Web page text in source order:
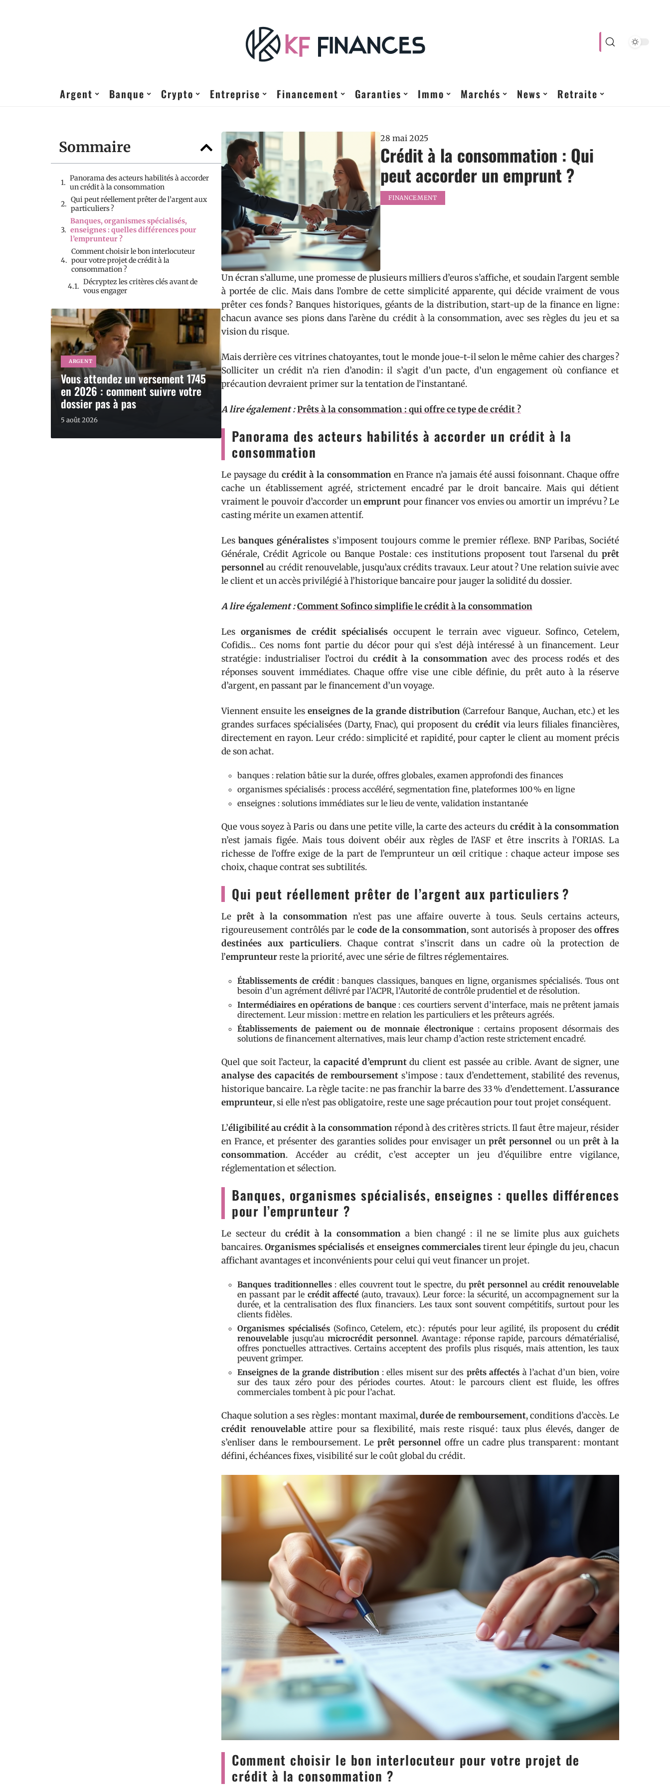
Argent Banque Crypto Entreprise Financement Garanties Immo Marchés News Retraite
Sommaire
Panorama des acteurs habilités à accorder
un crédit à la consommation
Qui peut réellement prêter de l’argent aux
particuliers ?
Banques, organismes spécialisés,
enseignes : quelles différences pour
l’emprunteur ?
Comment choisir le bon interlocuteur
pour votre projet de crédit à la
consommation ?
Décryptez les critères clés avant de
vous engager
ARGENT
Vous attendez un versement 1745
en 2026 : comment suivre votre
dossier pas à pas
5 août 2026
28 mai 2025
Crédit à la consommation : Qui
peut accorder un emprunt ?
FINANCEMENT
Un écran s’allume, une promesse de plusieurs milliers d’euros s’affiche, et soudain l’argent semble
à portée de clic. Mais dans l’ombre de cette simplicité apparente, qui décide vraiment de vous
prêter ces fonds ? Banques historiques, géants de la distribution, start-up de la finance en ligne :
chacun avance ses pions dans l’arène du crédit à la consommation, avec ses règles du jeu et sa
vision du risque.
Mais derrière ces vitrines chatoyantes, tout le monde joue-t-il selon le même cahier des charges ?
Solliciter un crédit n’a rien d’anodin : il s’agit d’un pacte, d’un engagement où confiance et
précaution devraient primer sur la tentation de l’instantané.
A lire également :Prêts à la consommation : qui offre ce type de crédit ?
Panorama des acteurs habilités à accorder un crédit à la
consommation
Le paysage du crédit à la consommationen France n’a jamais été aussi foisonnant. Chaque offre
cache un établissement agréé, strictement encadré par le droit bancaire. Mais qui détient
vraiment le pouvoir d’accorder unemprunt pour financer vos envies ou amortir un imprévu ? Le
casting mérite un examen attentif.
Lesbanques généralistes s’imposent toujours comme le premier réflexe. BNP Paribas, Société
Générale, Crédit Agricole ou Banque Postale : ces institutions proposent tout l’arsenal du prêt
personnelau crédit renouvelable, jusqu’aux crédits travaux. Leur atout ? Une relation suivie avec
le client et un accès privilégié à l’historique bancaire pour jauger la solidité du dossier.
A lire également :Comment Sofinco simplifie le crédit à la consommation
Les organismes de crédit spécialisés occupent le terrain avec vigueur. Sofinco, Cetelem,
Cofidis… Ces noms font partie du décor pour qui s’est déjà intéressé à un financement. Leur
stratégie : industrialiser l’octroi du crédit à la consommationavec des process rodés et des
réponses souvent immédiates. Chaque offre vise une cible définie, du prêt auto à la réserve
d’argent, en passant par le financement d’un voyage.
Viennent ensuite les enseignes de la grande distribution (Carrefour Banque, Auchan, etc.) et les
grandes surfaces spécialisées (Darty, Fnac), qui proposent du créditvia leurs filiales financières,
directement en rayon. Leur crédo : simplicité et rapidité, pour capter le client au moment précis
de son achat.
banques : relation bâtie sur la durée, offres globales, examen approfondi des finances
organismes spécialisés : process accéléré, segmentation fine, plateformes 100 % en ligne
enseignes : solutions immédiates sur le lieu de vente, validation instantanée
Que vous soyez à Paris ou dans une petite ville, la carte des acteurs ducrédit à la consommation
n’est jamais figée. Mais tous doivent obéir aux règles de l’ASF et être inscrits à l’ORIAS. La
richesse de l’offre exige de la part de l’emprunteur un œil critique : chaque acteur impose ses
choix, chaque contrat ses subtilités.
Qui peut réellement prêter de l’argent aux particuliers ?
Le prêt à la consommation n’est pas une affaire ouverte à tous. Seuls certains acteurs,
rigoureusement contrôlés par le code de la consommation, sont autorisés à proposer desoffres
destinées aux particuliers. Chaque contrat s’inscrit dans un cadre où la protection de
l’emprunteurreste la priorité, avec une série de filtres réglementaires.
Établissements de crédit: banques classiques, banques en ligne, organismes spécialisés. Tous ont
besoin d’un agrément délivré par l’ACPR, l’Autorité de contrôle prudentiel et de résolution.
Intermédiaires en opérations de banque: ces courtiers servent d’interface, mais ne prêtent jamais
directement. Leur mission : mettre en relation les particuliers et les prêteurs agréés.
Établissements de paiement ou de monnaie électronique: certains proposent désormais des
solutions de financement alternatives, mais leur champ d’action reste strictement encadré.
Quel que soit l’acteur, la capacité d’empruntdu client est passée au crible. Avant de signer, une
analyse des capacités de remboursements’impose : taux d’endettement, stabilité des revenus,
historique bancaire. La règle tacite : ne pas franchir la barre des 33 % d’endettement. L’assurance
emprunteur, si elle n’est pas obligatoire, reste une sage précaution pour tout projet conséquent.
L’éligibilité au crédit à la consommationrépond à des critères stricts. Il faut être majeur, résider
en France, et présenter des garanties solides pour envisager unprêt personnel ou un prêt à la
consommation. Accéder au crédit, c’est accepter un jeu d’équilibre entre vigilance,
réglementation et sélection.
Banques, organismes spécialisés, enseignes : quelles différences
pour l’emprunteur ?
Le secteur ducrédit à la consommationa bien changé : il ne se limite plus aux guichets
bancaires.Organismes spécialisés etenseignes commerciales tirent leur épingle du jeu, chacun
affichant avantages et inconvénients pour celui qui veut financer un projet.
Banques traditionnelles: elles couvrent tout le spectre, duprêt personnelaucrédit renouvelable
en passant par le crédit affecté (auto, travaux). Leur force : la sécurité, un accompagnement sur la
durée, et la centralisation des flux financiers. Les taux sont souvent compétitifs, surtout pour les
clients fidèles.
Organismes spécialisés(Sofinco, Cetelem, etc.) : réputés pour leur agilité, ils proposent du crédit
renouvelable jusqu’au microcrédit personnel. Avantage : réponse rapide, parcours dématérialisé,
offres ponctuelles attractives. Certains acceptent des profils plus risqués, mais attention, les taux
peuvent grimper.
Enseignes de la grande distribution: elles misent sur des prêts affectés à l’achat d’un bien, voire
sur des taux zéro pour des périodes courtes. Atout : le parcours client est fluide, les offres
commerciales tombent à pic pour l’achat.
Chaque solution a ses règles : montant maximal,durée de remboursement, conditions d’accès. Le
crédit renouvelableattire pour sa flexibilité, mais reste risqué : taux plus élevés, danger de
s’enliser dans le remboursement. Le prêt personnel offre un cadre plus transparent : montant
défini, échéances fixes, visibilité sur le coût global du crédit.
Comment choisir le bon interlocuteur pour votre projet de
crédit à la consommation ?